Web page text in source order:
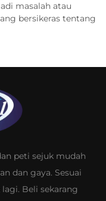
masalah atau
bersikeras tentang
peti sejuk mudah
dan gaya. Sesuai
Beli sekarang